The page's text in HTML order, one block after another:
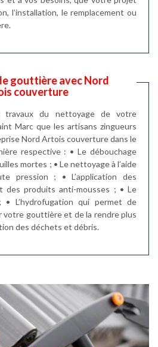
l’installation, le remplacement ou
gouttière avec Nord
couverture
travaux du nettoyage de votre
Marc que les artisans zingueurs
Nord Artois couverture dans le
respective : • Le débouchage
mortes ; • Le nettoyage à l’aide
pression ; • L’application des
des produits anti-mousses ; • Le
L’hydrofugation qui permet de
gouttière et de la rendre plus
des déchets et débris.